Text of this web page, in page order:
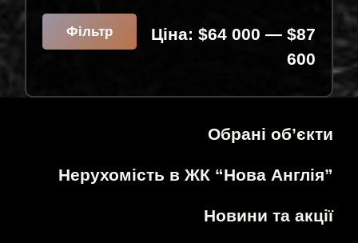
ціна
ціна
Фільтр Ціна: $64 000 — $87
600
Обрані об’єкти
Нерухомість в ЖК “Нова Англія”
Новини та акції